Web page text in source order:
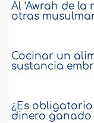
Al ‘Awrah de
otras
Cocinar un
sustancia
¿Es
dinero ganado